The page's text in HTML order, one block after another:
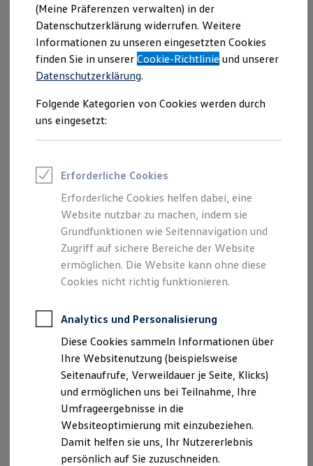
Aktuelle Angebote
E-Auto-Förderung
Volkswagen Marktplatz
Die ENERGY Sondermodelle
Junge Gebrauchtwagen und Gebrauchtwagen
Volkswagen Zertifizierte Gebrauchtwagen
Elektromobilität bei Gebrauchtwagen
Saisonangebote
Reifenpakete
Leasing
Leasing-Angebote
Elektroauto Leasing
Kleinwagen-Leasing
Leasing ohne Anzahlung
Finanzierung
Autokredit mit Schlussrate
Versicherungen und Garantien
Kfz-Versicherung
Restschuldversicherungen
Garantien
Professional Class bei Volkswagen
Behörden
Direktkunden
Sonderfahrzeuge
Anpfiff zum Gewinn
Elektromobilität
Elektroautos
ID. Tutorials
Elektrofahrzeugkonzepte
ID. EVERY1
Reichweite
Hier finden Sie Informationen über uns
(Auto-Denk GmbH) als verantwortlichen
Anbieter von Inhalten und Angeboten,
die auf dieser Website speziell
aufgeführt sind.
Impressum
Datenschutzerklärung
Impressum
Dreisesselstraße 39
94089 Neureichenau
Telefon: 08583/96070
Fax: 08583/960730
E-Mail:info@auto-denk.de
(Meine Präferenzen verwalten) in der
Datenschutzerklärung widerrufen. Weitere
Informationen zu unseren eingesetzten Cookies
finden Sie in unsererCookie-Richtlinie und unserer
Datenschutzerklärung.
Folgende Kategorien von Cookies werden durch
uns eingesetzt:
Erforderliche Cookies
Erforderliche Cookies helfen dabei, eine
Website nutzbar zu machen, indem sie
Grundfunktionen wie Seitennavigation und
Zugriff auf sichere Bereiche der Website
ermöglichen. Die Website kann ohne diese
Cookies nicht richtig funktionieren.
Analytics und Personalisierung
Diese Cookies sammeln Informationen über
Ihre Websitenutzung (beispielsweise
Seitenaufrufe, Verweildauer je Seite, Klicks)
und ermöglichen uns bei Teilnahme, Ihre
Umfrageergebnisse in die
Websiteoptimierung mit einzubeziehen.
Damit helfen sie uns, Ihr Nutzererlebnis
persönlich auf Sie zuzuschneiden.